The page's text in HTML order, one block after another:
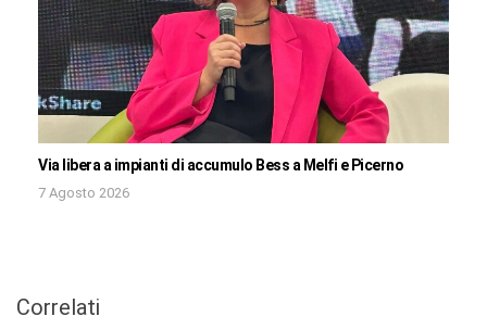
Via libera a impianti di accumulo Bess a Melfi e Picerno
7 Agosto 2026
Correlati